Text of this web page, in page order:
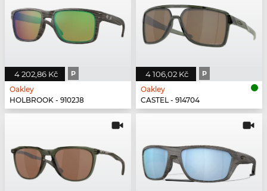
4 202,86 Kč P
Oakley
HOLBROOK - 9102J8
4 106,02 Kč P
Oakley
CASTEL - 914704